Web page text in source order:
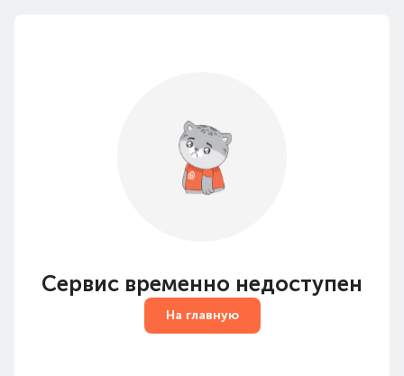
Сервис временно недоступен
На главную